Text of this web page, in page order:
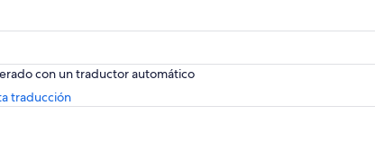
con un traductor automático
traducciónSe
abrirá